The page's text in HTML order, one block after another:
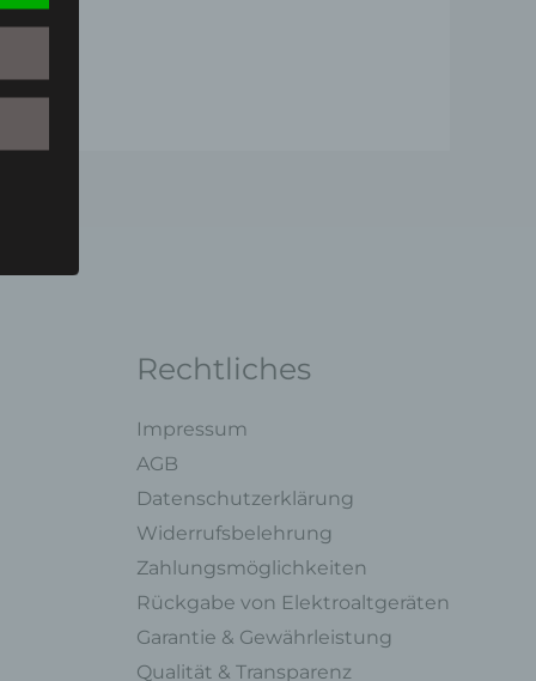
Rechtliches
Impressum
AGB
Datenschutzerklärung
Widerrufsbelehrung
Zahlungsmöglichkeiten
Rückgabe von Elektroaltgeräten
Garantie & Gewährleistung
Qualität & Transparenz
einer